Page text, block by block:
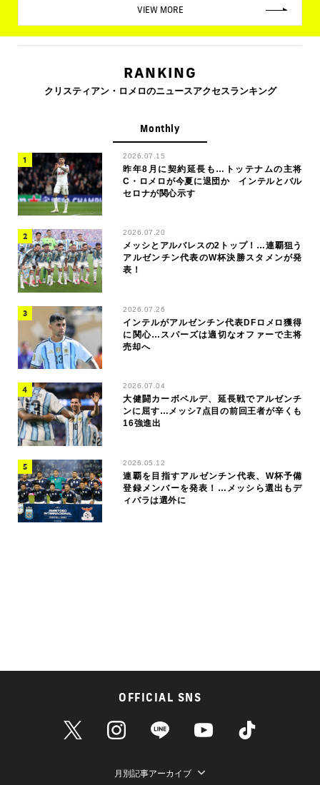
VIEW MORE
RANKING
クリスティアン・ロメロのニュースアクセスランキング
Monthly
2026.07.15
昨年8月に契約延長も…トッテナムの主将
C・ロメロが今夏に退団か インテルとバル
セロナが関心示す
2026.07.20
メッシとアルバレスの2トップ！…連覇狙う
アルゼンチン代表のW杯決勝スタメンが発
表！
2026.07.26
インテルがアルゼンチン代表DFロメロ獲得
に関心…スパーズは適切なオファーで主将
売却へ
2026.07.04
大健闘カーボベルデ、延長戦でアルゼンチ
ンに屈す…メッシ7点目の前回王者が辛くも
16強進出
2026.05.12
連覇を目指すアルゼンチン代表、W杯予備
登録メンバーを発表！…メッシら選出もデ
ィバラは選外に
OFFICIAL SNS
月別記事アーカイブ